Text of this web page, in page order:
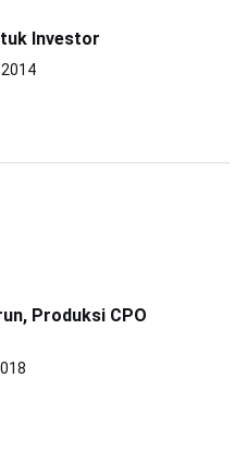
Investor
Produksi CPO